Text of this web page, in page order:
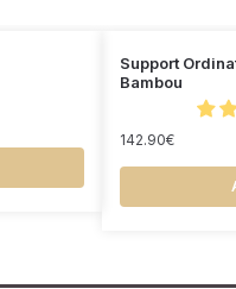
Support
Bambou
142.90€